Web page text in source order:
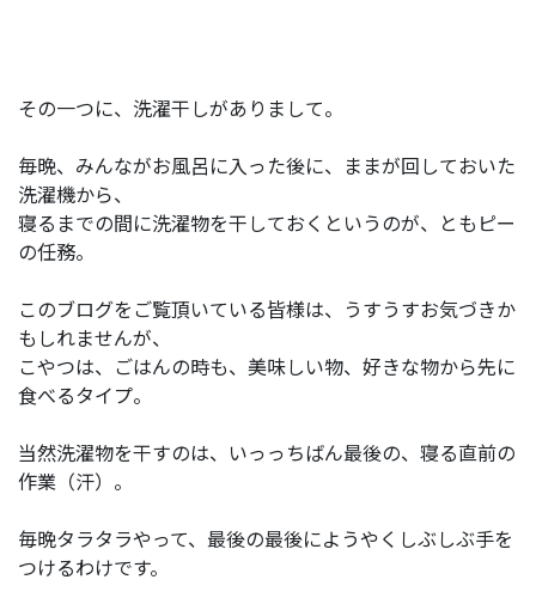
その一つに、洗濯干しがありまして。
毎晩、みんながお風呂に入った後に、ままが回しておいた
洗濯機から、
寝るまでの間に洗濯物を干しておくというのが、ともピー
の任務。
このブログをご覧頂いている皆様は、うすうすお気づきか
もしれませんが、
こやつは、ごはんの時も、美味しい物、好きな物から先に
食べるタイプ。
当然洗濯物を干すのは、いっっちばん最後の、寝る直前の
作業（汗）。
毎晩タラタラやって、最後の最後にようやくしぶしぶ手を
つけるわけです。